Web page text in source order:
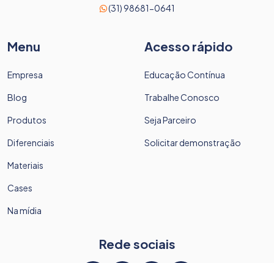
(31) 98681-0641
Menu
Empresa
Blog
Produtos
Diferenciais
Materiais
Cases
Na mídia
Acesso rápido
Educação Contínua
Trabalhe Conosco
Seja Parceiro
Solicitar demonstração
Rede sociais